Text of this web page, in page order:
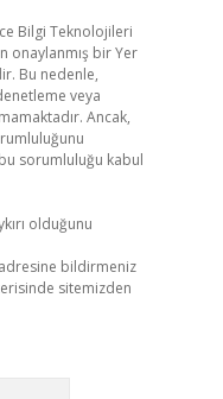
Bilgi Teknolojileri
onaylanmış bir Yer
Bu nedenle,
veya
Ancak,
sorumluluğu kabul
olduğunu
adresine bildirmeniz
sitemizden